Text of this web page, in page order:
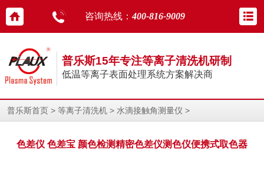
咨询热线： 400-816-9009
普乐斯15年专注等离子清洗机研制
低温等离子表面处理系统方案解决商
普乐斯首页 > 等离子清洗机 > 水滴接触角测量仪 >
色差仪 色差宝 颜色检测精密色差仪测色仪便携式取色器